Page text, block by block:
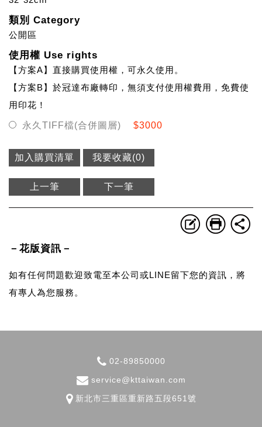
類別 Category
公開區
使用權 Use rights
【方案A】直接購買使用權，可永久使用。
【方案B】於冠達布廠轉印，無須支付使用權費用，免費使
用印花！
永久TIFF檔(合併圖層) $3000
加入購買清單 我要收藏(0)
上一筆 下一筆
－花版資訊－
如有任何問題歡迎致電至本公司或LINE留下您的資訊，將
有專人為您服務。
02-89850000
service@kttaiwan.com
新北市三重區重新路五段651號